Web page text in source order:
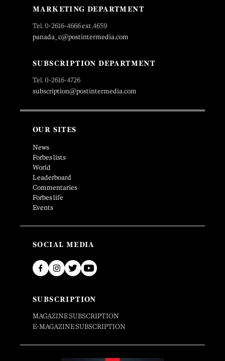
MARKETING DEPARTMENT
Tel. 0-2616-4666 ext.4659
panada_c@postintermedia.com
SUBSCRIPTION DEPARTMENT
Tel. 0-2616-4726
subscription@postintermedia.com
OUR SITES
News
Forbes lists
World
Leaderboard
Commentaries
Forbes life
Events
SOCIAL MEDIA
SUBSCRIPTION
MAGAZINE SUBSCRIPTION
E-MAGAZINE SUBSCRIPTION